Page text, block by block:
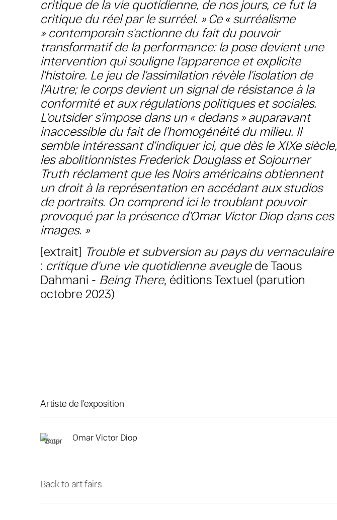
critique de la vie quotidienne, de nos jours, ce fut la
critique du réel par le surréel. » Ce « surréalisme
» contemporain s’actionne du fait du pouvoir
transformatif de la performance: la pose devient une
intervention qui souligne l’apparence et explicite
l’histoire. Le jeu de l’assimilation révèle l’isolation de
l’Autre; le corps devient un signal de résistance à la
conformité et aux régulations politiques et sociales.
L’outsider s’impose dans un « dedans » auparavant
inaccessible du fait de l’homogénéité du milieu. Il
semble intéressant d’indiquer ici, que dès le XIXe siècle,
les abolitionnistes Frederick Douglass et Sojourner
Truth réclament que les Noirs américains obtiennent
un droit à la représentation en accédant aux studios
de portraits. On comprend ici le troublant pouvoir
provoqué par la présence d’Omar Victor Diop dans ces
images. »
[extrait] Trouble et subversion au pays du vernaculaire
: critique d’une vie quotidienne aveuglede Taous
Dahmani - Being There, éditions Textuel (parution
octobre 2023)
Artiste de l'exposition
Omar Victor Diop
Back to art fairs